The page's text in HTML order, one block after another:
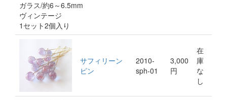
ガラス/約6～6.5mm
ヴィンテージ
1セット2個入り
サフィリーン
ピン
2010-
sph-01
3,000
円
在
庫
な
し